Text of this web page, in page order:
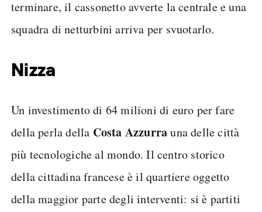
terminare, il cassonetto avverte la centrale e una
squadra di netturbini arriva per svuotarlo.
Nizza
Un investimento di 64 milioni di euro per fare
della perla della Costa Azzurrauna delle città
più tecnologiche al mondo. Il centro storico
della cittadina francese è il quartiere oggetto
della maggior parte degli interventi: si è partiti